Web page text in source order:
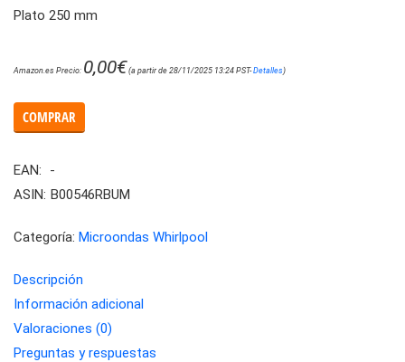
Plato 250 mm
Amazon.es Precio: 0,00€ (a partir de 28/11/2025 13:24 PST-Detalles )
COMPRAR
EAN:
-
ASIN: B00546RBUM
Categoría: Microondas Whirlpool
Descripción
Información adicional
Valoraciones (0)
Preguntas y respuestas